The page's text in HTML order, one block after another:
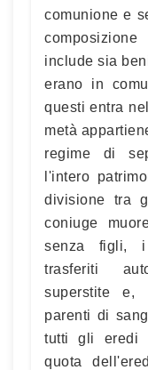
comunione e
include sia
erano in
questi entra
metà
regime di
l'intero
divisione tra
coniuge
senza figli, i
trasferiti
superstite e,
parenti di
tutti gli eredi
quota